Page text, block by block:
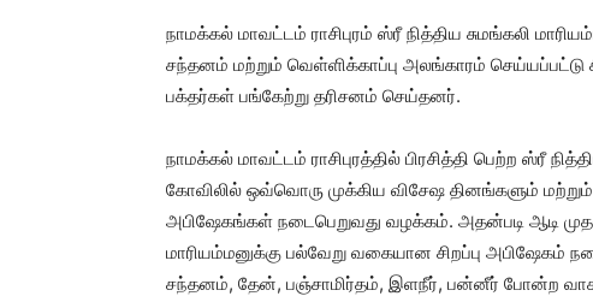
நாமக்கல் மாவட்டம் ராசிபுரம் ஸ்ரீ நித்திய சுமங்கலி
சந்தனம் மற்றும் வெள்ளிக்காப்பு அலங்காரம்
பக்தர்கள் பங்கேற்று தரிசனம் செய்தனர்.
நாமக்கல் மாவட்டம் ராசிபுரத்தில் பிரசித்தி பெற்ற ஸ்ரீ
கோவிலில் ஒவ்வொரு முக்கிய விசேஷ தினங்களும் மற்றும்
அபிஷேகங்கள் நடைபெறுவது வழக்கம். அதன்படி ஆடி
மாரியம்மனுக்கு பல்வேறு வகையான சிறப்பு அபிஷேகம்
சந்தனம், தேன், பஞ்சாமிர்தம், இளநீர், பன்னீர் போன்ற